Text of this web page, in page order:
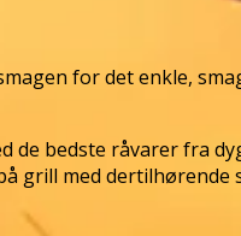
for det enkle,
de bedste råvarer fra
grill med dertilhørende